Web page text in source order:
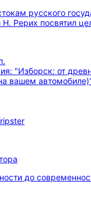
русского
Н. Рерих посвятил
до